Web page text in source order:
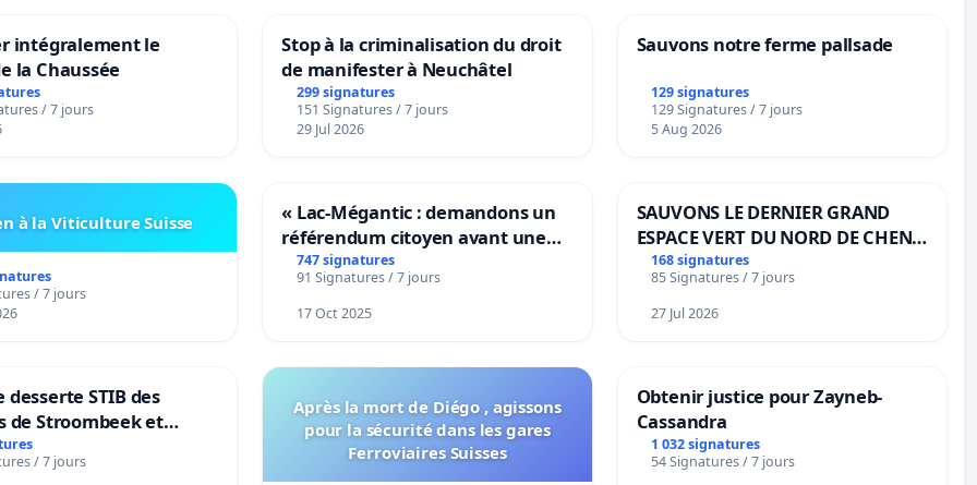
intégralement le
la Chaussée
/ 7 jours
Stop à la criminalisation du droit
de manifester à Neuchâtel
299 signatures
151 Signatures / 7 jours
29 Jul 2026
Sauvons notre ferme pallsade
129 signatures
129 Signatures / 7 jours
5 Aug 2026
à la Viticulture Suisse
/ 7 jours
« Lac-Mégantic : demandons un
référendum citoyen avant une
transformation irréversible de
notre territoire »
747 signatures
91 Signatures / 7 jours
17 Oct 2025
SAUVONS LE DERNIER GRAND
ESPACE VERT DU NORD DE CHENE-
BOUGERIES
168 signatures
85 Signatures / 7 jours
27 Jul 2026
desserte STIB des
de Stroombeek et
Voor een MIVB-
van de wijken
/ 7 jours
Après la mort de Diégo , agissons
pour la sécurité dans les gares
Ferroviaires Suisses
Obtenir justice pour Zayneb-
Cassandra
1 032 signatures
54 Signatures / 7 jours